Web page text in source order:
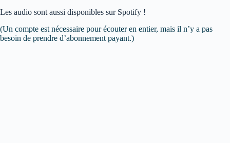
Les audio sont aussi disponibles sur Spotify !
(Un compte est nécessaire pour écouter en entier, mais il n’y a pas
besoin de prendre d’abonnement payant.)